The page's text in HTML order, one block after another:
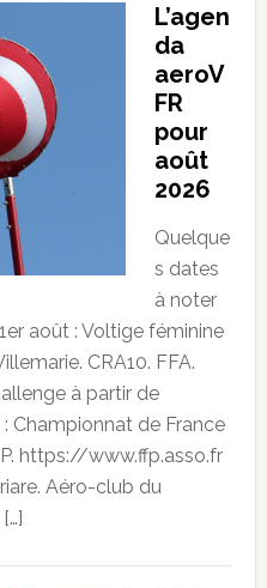
L’agen
da
aeroV
FR
pour
août
2026
Quelque
s dates
à noter
août : Voltige féminine
CRA10. FFA.
à partir de
: Championnat de France
https://www.ffp.asso.fr
Aéro-club du